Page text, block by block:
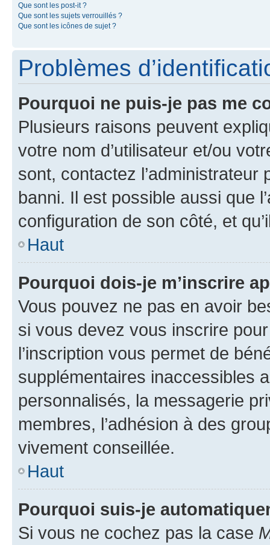
Que sont les post-it ?
Que sont les sujets verrouillés ?
Que sont les icônes de sujet ?
Problèmes
Pourquoi ne puis-je pas me
Plusieurs raisons peuvent
votre nom d’utilisateur et/ou
sont, contactez l’administrateur
banni. Il est possible aussi que
configuration de son côté, et
Haut
Pourquoi dois-je m’inscrire
Vous pouvez ne pas en avoir
si vous devez vous inscrire
l’inscription vous permet de
supplémentaires inaccessibles
personnalisés, la messagerie
membres, l’adhésion à des
vivement conseillée.
Haut
Pourquoi suis-je
Si vous ne cochez pas la case